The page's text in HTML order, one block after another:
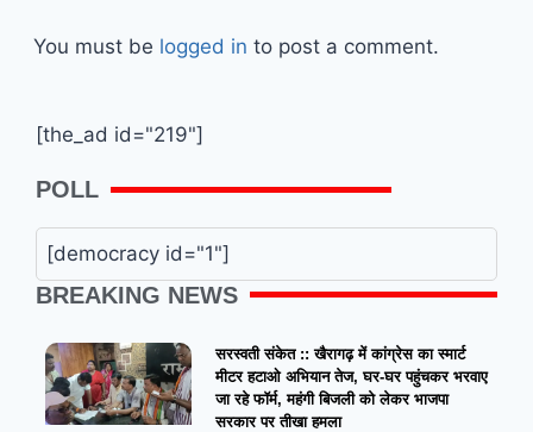
You must be logged in to post a comment.
[the_ad id="219"]
POLL
[democracy id="1"]
BREAKING NEWS
सरस्वती संकेत :: खैरागढ़ में कांग्रेस का स्मार्ट
मीटर हटाओ अभियान तेज, घर-घर पहुंचकर भरवाए
जा रहे फॉर्म, महंगी बिजली को लेकर भाजपा
सरकार पर तीखा हमला